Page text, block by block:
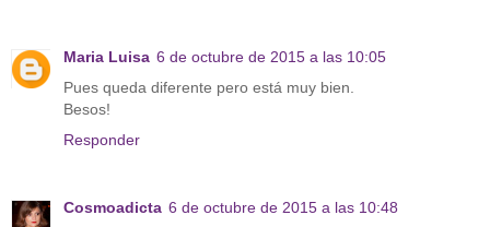
Maria Luisa 6 de octubre de 2015 a las 10:05
Pues queda diferente pero está muy bien.
Besos!
Responder
Cosmoadicta 6 de octubre de 2015 a las 10:48